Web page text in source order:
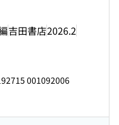
吉田書店2026.2
001092006